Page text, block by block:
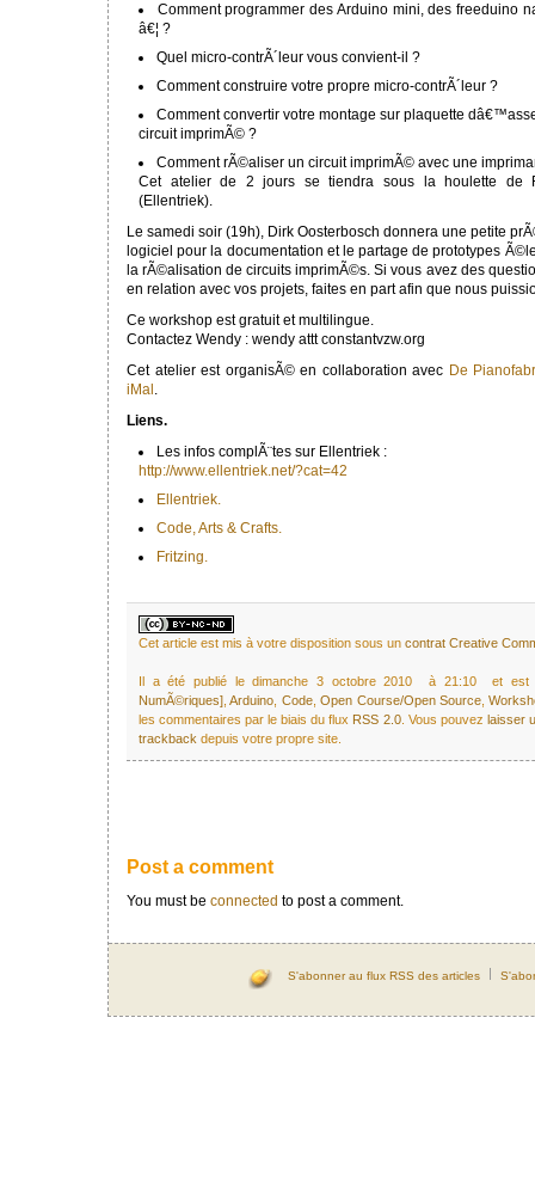
Comment programmer des Arduino mini, des freeduino
â€¦ ?
Quel micro-contrÃ´leur vous convient-il ?
Comment construire votre propre micro-contrÃ´leur ?
Comment convertir votre montage sur plaquette
circuit imprimÃ© ?
Comment rÃ©aliser un circuit imprimÃ© avec une
Cet atelier de 2 jours se tiendra sous la houlette de
(Ellentriek).
Le samedi soir (19h), Dirk Oosterbosch donnera une petite
logiciel pour la documentation et le partage de prototypes
la rÃ©alisation de circuits imprimÃ©s. Si vous avez des
en relation avec vos projets, faites en part afin que nous
Ce workshop est gratuit et multilingue.
Contactez Wendy : wendy attt constantvzw.org
Cet atelier est organisÃ© en collaboration avec De
iMal .
Liens.
Les infos complÃ¨tes sur Ellentriek :
http://www.ellentriek.net/?cat=42
Ellentriek.
Code, Arts & Crafts.
Fritzing.
Cet article est mis à votre disposition sous un contrat Creative
Il a été publié le dimanche 3 octobre 2010 à 21:10 et
NumÃ©riques] ,Arduino Code,Open Course/Open Source ,
les commentaires par le biais du flux RSS 2.0. Vous pouvez laisser
trackback depuis votre propre site.
Post a comment
You must be connected to post a comment.
S'abonner au flux RSS des articles